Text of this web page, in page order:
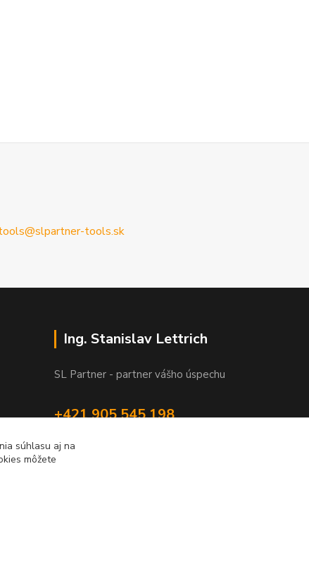
tools.sk
Ing. Stanislav Lettrich
SL Partner - partner vášho úspechu
+421 905 545 198
súhlasu aj na
môžete